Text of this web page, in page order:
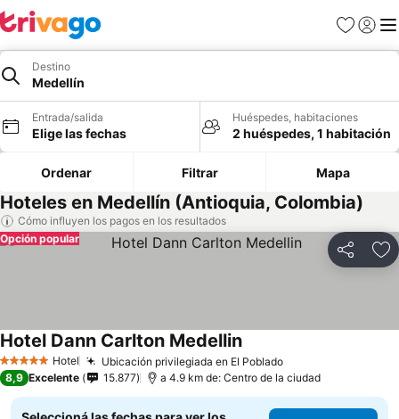
Favoritos
Iniciar
Destino
Medellín
Entrada/salida
Elige las fechas
Huéspedes, habitaciones
2 huéspedes, 1 habitación
Ordenar Filtrar Mapa
Hoteles en Medellín (Antioquia, Colombia)
Cómo influyen los pagos en los resultados
Compartir
Opción popular
5 Estrellas Hotel Ubicación privilegiada en El Poblado
Hotel Dann Carlton Medellin
8,9 Excelente 15.877 a 4.9 km de: Centro de la ciudad